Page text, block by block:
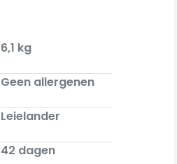
6,1 kg
Geen allergenen
Leielander
42 dagen